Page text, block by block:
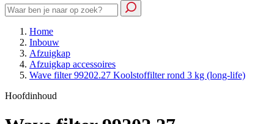
Home
Inbouw
Afzuigkap
Afzuigkap accessoires
Wave filter 99202.27 Koolstoffilter rond 3 kg (long-life)
Hoofdinhoud